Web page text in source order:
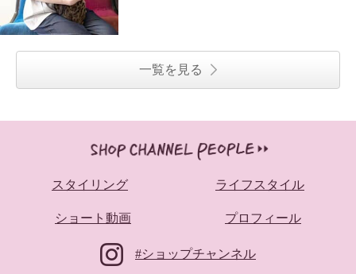
一覧を見る
スタイリング ライフスタイル
ショート動画 プロフィール
#ショップチャンネル